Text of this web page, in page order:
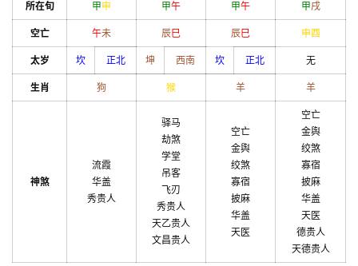
所在旬 甲申 甲午 甲午 甲戌
空亡 午未 辰巳 辰巳 申酉
太岁 坎 正北 坤 西南 坎 正北 无
生肖 狗 猴 羊 羊
神煞
流霞
华盖
秀贵人
驿马
劫煞
学堂
吊客
飞刃
秀贵人
天乙贵人
文昌贵人
空亡
金舆
绞煞
寡宿
披麻
华盖
天医
空亡
金舆
绞煞
寡宿
披麻
华盖
天医
德贵人
天德贵人